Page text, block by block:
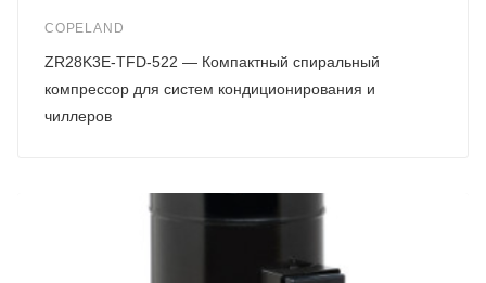
COPELAND
ZR28K3E-TFD-522 — Компактный спиральный
компрессор для систем кондиционирования и
чиллеров